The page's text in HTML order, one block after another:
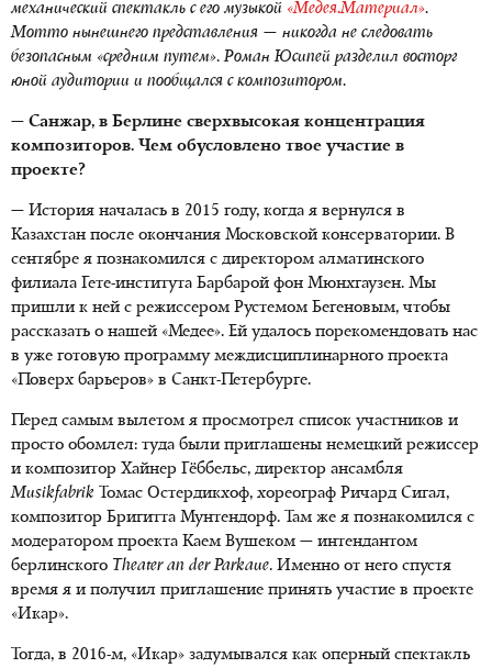
механический спектакль с его музыкой «Медея.Материал».
Мотто нынешнего представления — никогда не следовать
безопасным «средним путем». Роман Юсипей разделил восторг
юной аудитории и пообщался с композитором.
— Санжар, в Берлине сверхвысокая концентрация
композиторов. Чем обусловлено твое участие в
проекте?
— История началась в 2015 году, когда я вернулся в
Казахстан после окончания Московской консерватории. В
сентябре я познакомился с директором алматинского
филиала Гете-института Барбарой фон Мюнхгаузен. Мы
пришли к ней с режиссером Рустемом Бегеновым, чтобы
рассказать о нашей «Медее». Ей удалось порекомендовать нас
в уже готовую программу междисциплинарного проекта
«Поверх барьеров» в Санкт-Петербурге.
Перед самым вылетом я просмотрел список участников и
просто обомлел: туда были приглашены немецкий режиссер
и композитор Хайнер Гёббельс, директор ансамбля
Musikfabrik Томас Остердикхоф, хореограф Ричард Сигал,
композитор Бригитта Мунтендорф. Там же я познакомился с
модератором проекта Каем Вушеком — интендантом
берлинского Theater an der Parkaue. Именно от него спустя
время я и получил приглашение принять участие в проекте
«Икар».
Тогда, в 2016-м, «Икар» задумывался как оперный спектакль